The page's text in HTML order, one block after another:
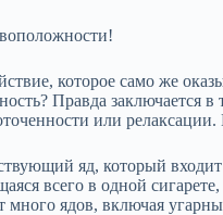
которое само же
Правда заключается
или
яд, который входит
всего в одной сигарете,
много ядов, включая